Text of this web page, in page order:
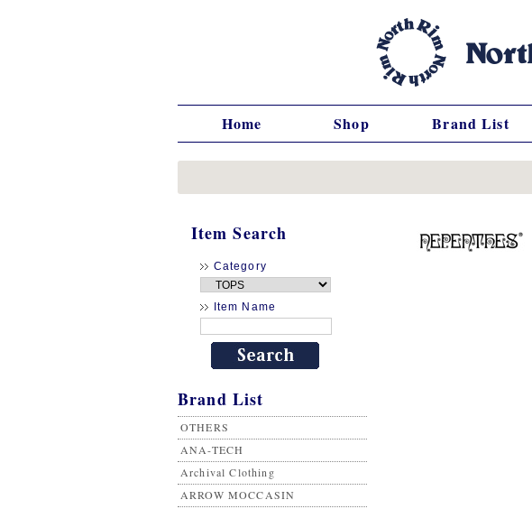
Home Shop Brand List
Item Search
Category
Item Name
Brand List
OTHERS
ANA-TECH
Archival Clothing
ARROW MOCCASIN